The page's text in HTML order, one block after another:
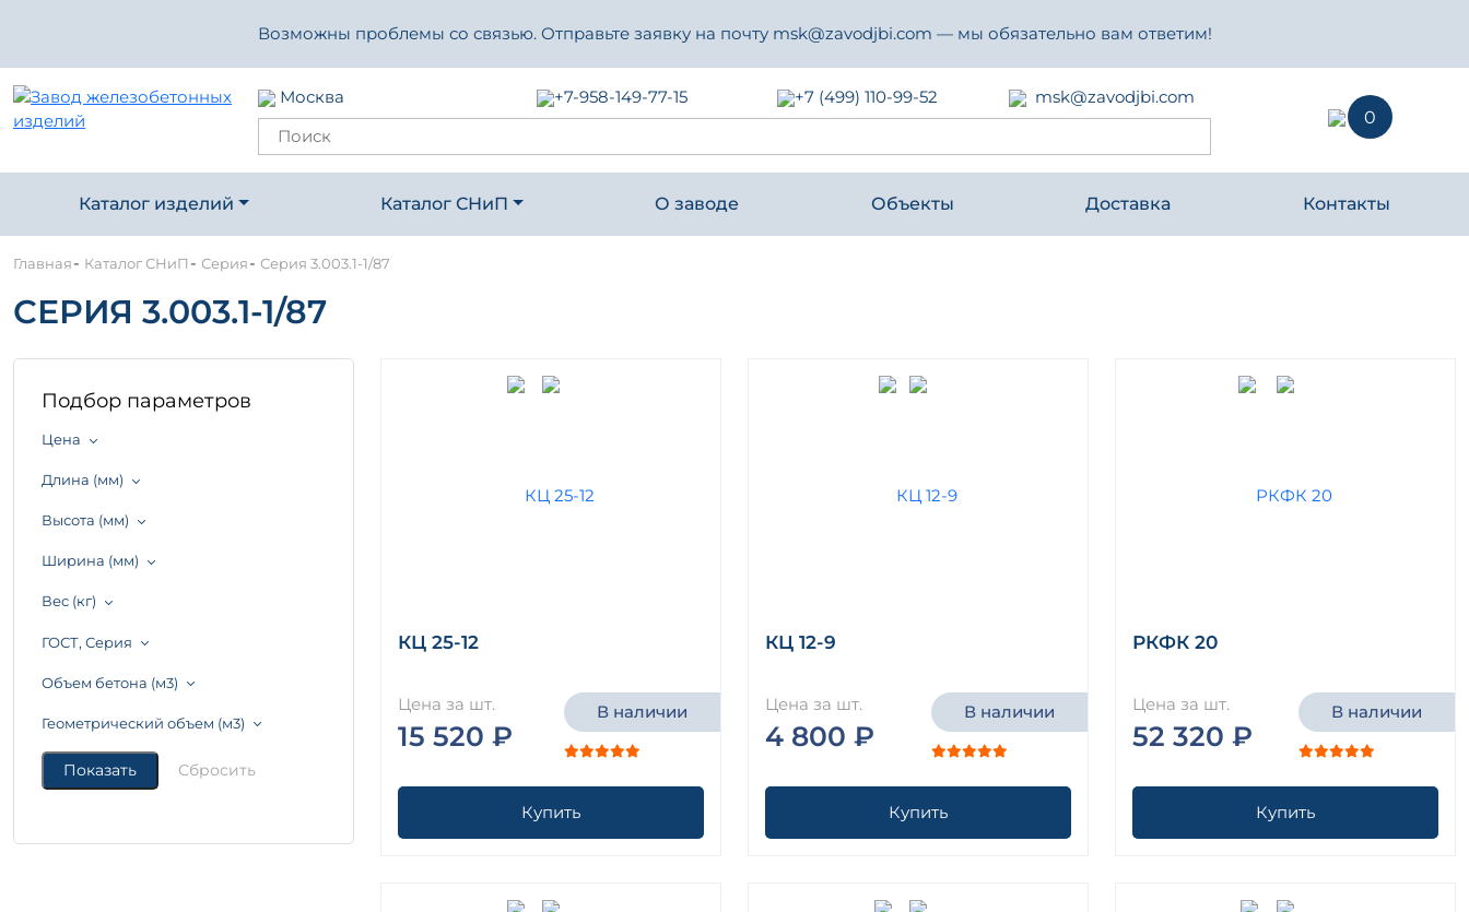
Возможны проблемы со связью. Отправьте заявку на почту msk@zavodjbi.com — мы обязательно вам ответим!
Москва +7-958-149-77-15 +7 (499) 110-99-52
msk@zavodjbi.com
0
Каталог изделий Каталог СНиП О заводе Объекты Доставка Контакты
Главная- Каталог СНиП - Серия- Серия 3.003.1-1/87
СЕРИЯ 3.003.1-1/87
Подбор параметров
Цена
Длина (мм)
Высота (мм)
Ширина (мм)
Вес (кг)
ГОСТ, Серия
Объем бетона (м3)
Геометрический объем (м3)
КЦ 25-12
Цена за шт.
15 520 ₽
В наличии
Купить
КЦ 12-9
Цена за шт.
4 800 ₽
В наличии
Купить
РКФК 20
Цена за шт.
52 320 ₽
В наличии
Купить